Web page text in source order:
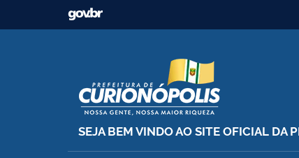
Ir para o conteúdo
SEJA BEM VINDO AO SITE OFICIAL DA
Prefeitura Municipal de